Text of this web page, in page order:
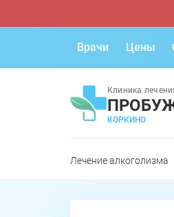
Врачи Цены
Клиника
КОРКИНО
Лечение алкоголизма